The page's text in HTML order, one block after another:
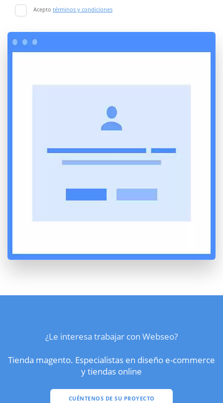
Acepto términos y condiciones
¿Le interesa trabajar con Webseo?
Tienda magento. Especialistas en diseño e-commerce
y tiendas online
CUÉNTENOS DE SU PROYECTO